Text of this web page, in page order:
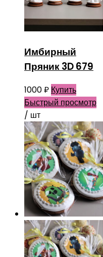
Имбирный
Пряник 3D 679
1000₽ Купить
Быстрый просмотр
/ шт